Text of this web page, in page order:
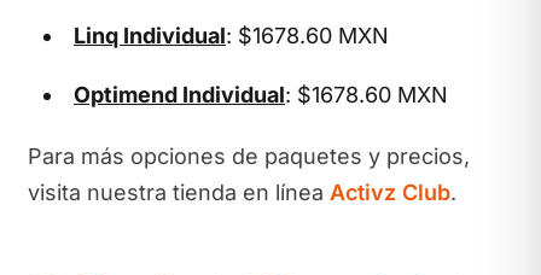
Linq Individual: $1678.60 MXN
Optimend Individual: $1678.60 MXN
Para más opciones de paquetes y precios,
visita nuestra tienda en línea Activz Club.